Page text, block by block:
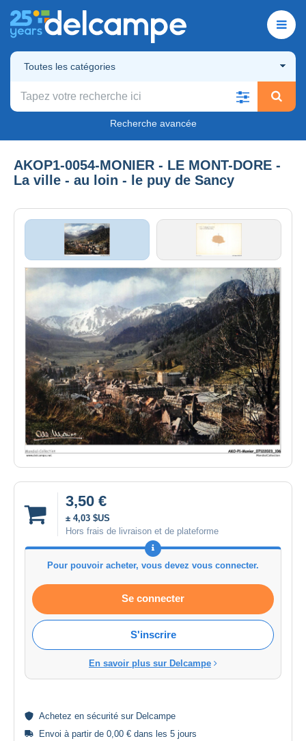
Toutes les catégories
Recherche avancée
AKOP1-0054-MONIER - LE MONT-DORE -
La ville - au loin - le puy de Sancy
3,50 €
± 4,03 $US
Hors frais de livraison et de plateforme
Pour pouvoir acheter, vous devez vous connecter.
Se connecter
S'inscrire
En savoir plus sur Delcampe
Achetez en sécurité sur Delcampe
Envoi à partir de 0,00 € dans les 5 jours